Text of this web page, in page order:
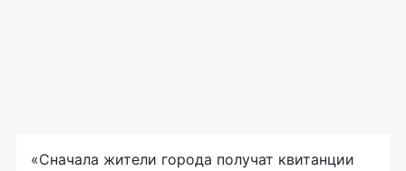
«Сначала жители города получат квитанции